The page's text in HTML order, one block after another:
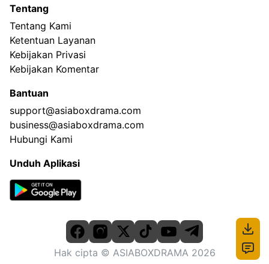
Tentang
Tentang Kami
Ketentuan Layanan
Kebijakan Privasi
Kebijakan Komentar
Bantuan
support@asiaboxdrama.com
business@asiaboxdrama.com
Hubungi Kami
Unduh Aplikasi
Hak cipta © ASIABOXDRAMA 2026